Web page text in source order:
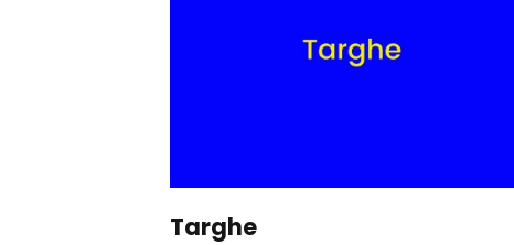
Targhe